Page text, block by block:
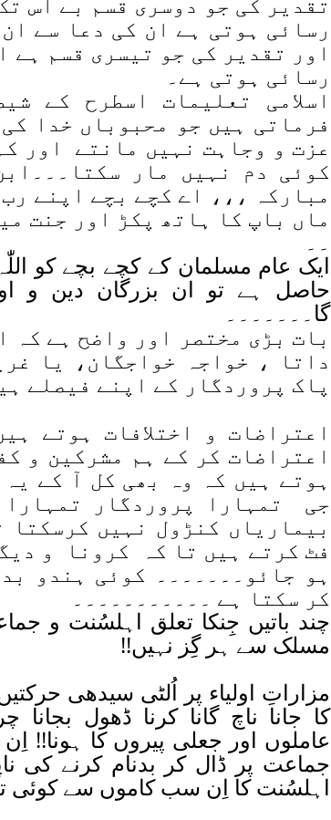
رسائی ہوتی ہے ان کی دعا سے
اور تقدیر کی جو تیسری قسم ہے
رسائی ہوتی ہے۔
اسلامی تعلیمات اسطرح کے
فرماتی ہیں جو محبوباں خدا
عزت و وجاہت نہیں مانتے اور
کوئی دم نہیں مار
مبارکہ ،،، اے کچے بچے اپنے
ماں باپ کا ہاتھ پکڑ اور جنت
۔۔
ایک عام مسلمان کے کچے بچے کو
حاصل ہے تو ان بزرگان دین و
گا۔۔۔۔۔۔۔
بات بڑی مختصر اور واضح ہے کہ
داتا ، خواجہ خواجگان، یا
پاک پروردگار کے اپنے فیصلے
اعتراضات و اختلافات ہوتے
اعتراضات کر کے ہم مشرکین و
ہوتے ہیں کہ وہ بھی کل آ کے
جی تمہارا پروردگار
بیماریاں کنڑول نہیں
فٹ کرتے ہیں تا کہ کرونا و
ہو جائو۔۔۔۔۔۔۔ کوئی ہندو
کر سکتا ہے ۔۔۔۔۔۔۔۔۔۔۔
چند باتیں جِنکا تعلق اہلسُنت و
مسلک سے ہر گِز نہیں!!
مزاراتِ اولیاء پر اُلٹی سیدھی
کا جانا ناچ گانا کرنا ڈھول
عاملوں اور جعلی پیروں کا ہونا!!
جماعت پر ڈال کر بدنام کرنے
اہلسُنت کا اِن سب کاموں سے کوئی